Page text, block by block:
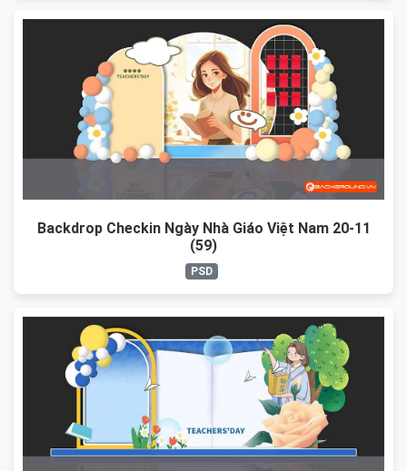
Backdrop Checkin Ngày Nhà Giáo Việt Nam 20-11
(59)
PSD